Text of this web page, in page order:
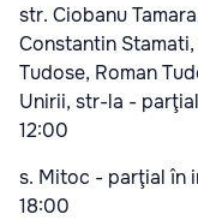
str. Ciobanu
Constantin
Tudose, Roman
Unirii, str-la -
12:00
s. Mitoc - parţial în
18:00